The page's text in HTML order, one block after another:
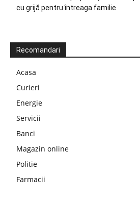
cu grijă pentru întreaga familie
Recomandari
Acasa
Curieri
Energie
Servicii
Banci
Magazin online
Politie
Farmacii